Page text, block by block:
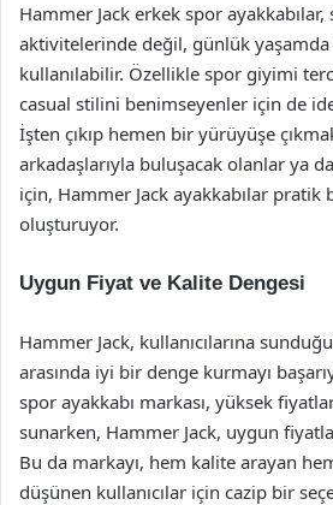
Hammer Jack erkek spor ayakkabılar,
aktivitelerinde değil, günlük yaşamda
kullanılabilir. Özellikle spor giyimi
casual stilini benimseyenler için de
İşten çıkıp hemen bir yürüyüşe
arkadaşlarıyla buluşacak olanlar ya
için, Hammer Jack ayakkabılar pratik
oluşturuyor.
Uygun Fiyat ve Kalite Dengesi
Hammer Jack, kullanıcılarına
arasında iyi bir denge kurmayı
spor ayakkabı markası, yüksek
sunarken, Hammer Jack, uygun
Bu da markayı, hem kalite arayan
düşünen kullanıcılar için cazip bir